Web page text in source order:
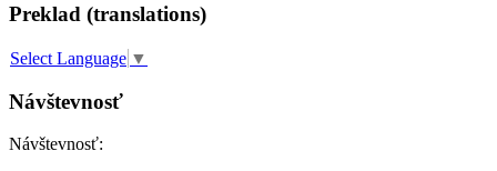
Preklad (translations)
Select Language ▼
Návštevnosť
Návštevnosť: